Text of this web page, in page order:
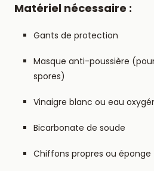
Matériel nécessaire :
Gants de protection
Masque anti-poussière
spores)
Vinaigre blanc ou eau
Bicarbonate de soude
Chiffons propres ou éponge